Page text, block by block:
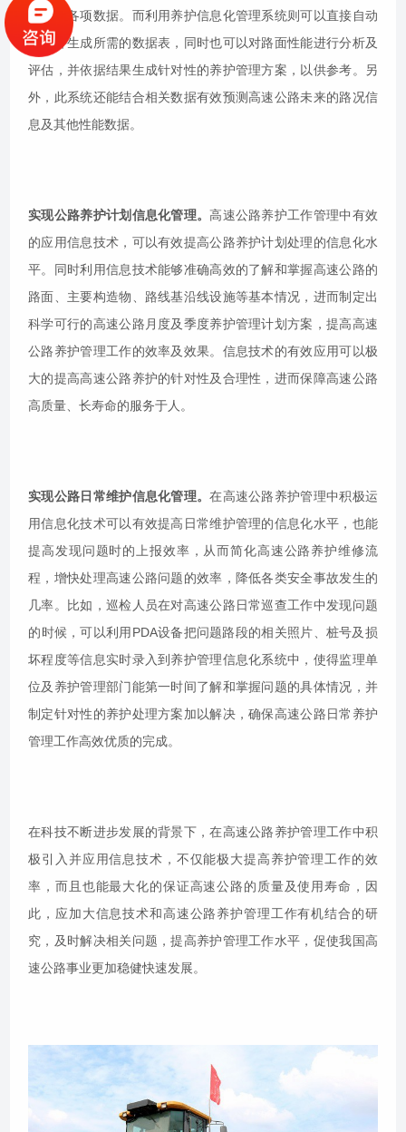
汇总好各项数据。而利用养护信息化管理系统则可以直接自动
统计并生成所需的数据表，同时也可以对路面性能进行分析及
评估，并依据结果生成针对性的养护管理方案，以供参考。另
外，此系统还能结合相关数据有效预测高速公路未来的路况信
息及其他性能数据。
实现公路养护计划信息化管理。高速公路养护工作管理中有效
的应用信息技术，可以有效提高公路养护计划处理的信息化水
平。同时利用信息技术能够准确高效的了解和掌握高速公路的
路面、主要构造物、路线基沿线设施等基本情况，进而制定出
科学可行的高速公路月度及季度养护管理计划方案，提高高速
公路养护管理工作的效率及效果。信息技术的有效应用可以极
大的提高高速公路养护的针对性及合理性，进而保障高速公路
高质量、长寿命的服务于人。
实现公路日常维护信息化管理。在高速公路养护管理中积极运
用信息化技术可以有效提高日常维护管理的信息化水平，也能
提高发现问题时的上报效率，从而简化高速公路养护维修流
程，增快处理高速公路问题的效率，降低各类安全事故发生的
几率。比如，巡检人员在对高速公路日常巡查工作中发现问题
的时候，可以利用PDA设备把问题路段的相关照片、桩号及损
坏程度等信息实时录入到养护管理信息化系统中，使得监理单
位及养护管理部门能第一时间了解和掌握问题的具体情况，并
制定针对性的养护处理方案加以解决，确保高速公路日常养护
管理工作高效优质的完成。
在科技不断进步发展的背景下，在高速公路养护管理工作中积
极引入并应用信息技术，不仅能极大提高养护管理工作的效
率，而且也能最大化的保证高速公路的质量及使用寿命，因
此，应加大信息技术和高速公路养护管理工作有机结合的研
究，及时解决相关问题，提高养护管理工作水平，促使我国高
速公路事业更加稳健快速发展。